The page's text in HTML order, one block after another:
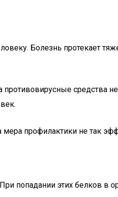
Болезнь протекает
противовирусные
профилактики не так
попадании этих белков в